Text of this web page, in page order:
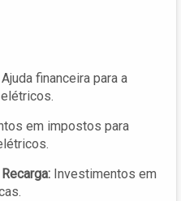
Ajuda financeira para a
em impostos para
Investimentos em